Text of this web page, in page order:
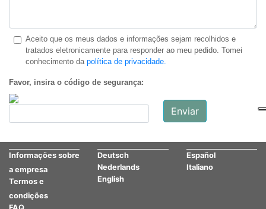
Internacional
Markus Becker
Negócios internacionais
Aconselhamento técnico (biologia)
Internacional
Bashar Al Talli
Gestor de contas para vendas internacionais
Direcionado para Itália e Médio Oriente
Aceito que os meus dados e informações sejam recolhidos e
tratados eletronicamente para responder ao meu pedido. Tomei
conhecimento da política de privacidade.
Favor, insira o código de segurança:
Informações sobre
a empresa
Termos e
condições
Deutsch
Nederlands
English
Español
Italiano